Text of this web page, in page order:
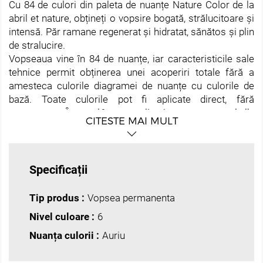
Cu 84 de culori din paleta de nuanțe Nature Color de la
abril et nature, obțineți o vopsire bogată, strălucitoare și
intensă. Păr ramane regenerat și hidratat, sănătos și plin
de stralucire.
Vopseaua vine în 84 de nuanțe, iar caracteristicile sale
tehnice permit obținerea unei acoperiri totale fără a
amesteca culorile diagramei de nuanțe cu culorile de
bază. Toate culorile pot fi aplicate direct, fără
amestecare. În cazul în care aplicați vopsea pe parul alb,
lăsați să actioneze timp de 45 de minute pentru o
penetrare mai buna a pigmentului.
recomandăm amestecarea culorilor decât dacă aveți o
bună cunoaștere a coloristicii. Amestecurile nepotrivite
pot provoca culori distorsionate care diferă de rezultatul
Toati cei cinci Nature Oxydant furnizează suficient
peroxid de hidrogen pentru a oxida precursorii
CITESTE MAI MULT
Specificații
Tip produs : Vopsea permanenta
Nivel culoare : 6
Nuanța culorii : Auriu